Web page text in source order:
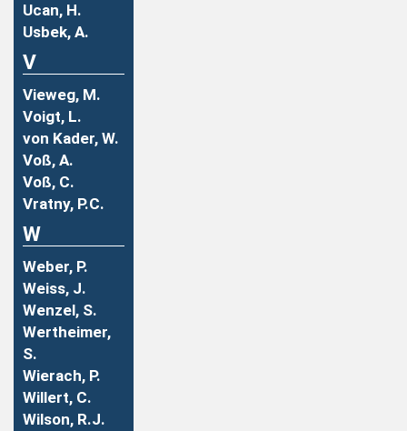
Ucan, H.
Usbek, A.
V
Vieweg, M.
Voigt, L.
von Kader, W.
Voß, A.
Voß, C.
Vratny, P.C.
W
Weber, P.
Weiss, J.
Wenzel, S.
Wertheimer,
S.
Wierach, P.
Willert, C.
Wilson, R.J.